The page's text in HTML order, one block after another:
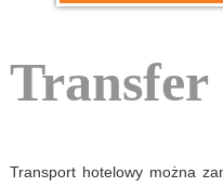
Transfer
Transport hotelowy można